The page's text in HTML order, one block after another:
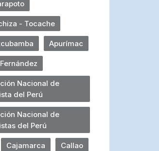
- Tocache
Apurímac
Nacional de
del Perú
Nacional de
del Perú
Cajamarca Callao